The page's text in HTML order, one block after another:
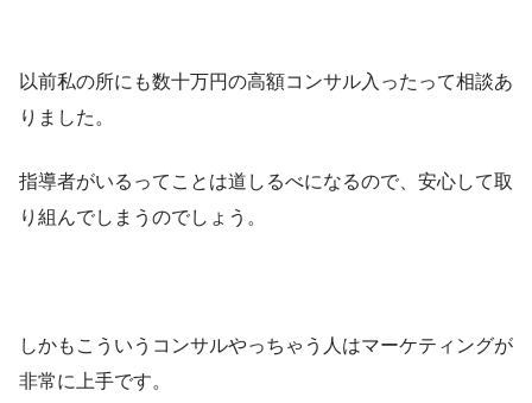
以前私の所にも数十万円の高額コンサル入ったって相談あ
りました。
指導者がいるってことは道しるべになるので、安心して取
り組んでしまうのでしょう。
しかもこういうコンサルやっちゃう人はマーケティングが
非常に上手です。